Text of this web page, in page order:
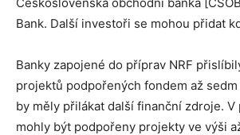
Bank. Další investoři se mohou přidat
Banky zapojené do příprav NRF
projektů podpořených fondem až
by měly přilákat další finanční zdroje. V
mohly být podpořeny projekty ve výši